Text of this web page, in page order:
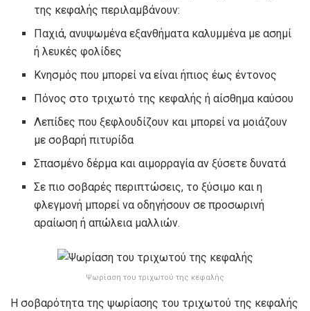
της κεφαλής περιλαμβάνουν:
Παχιά, ανυψωμένα εξανθήματα καλυμμένα με ασημί
ή λευκές φολίδες
Κνησμός που μπορεί να είναι ήπιος έως έντονος
Πόνος στο τριχωτό της κεφαλής ή αίσθημα καύσου
Λεπίδες που ξεφλουδίζουν και μπορεί να μοιάζουν
με σοβαρή πιτυρίδα
Σπασμένο δέρμα και αιμορραγία αν ξύσετε δυνατά
Σε πιο σοβαρές περιπτώσεις, το ξύσιμο και η
φλεγμονή μπορεί να οδηγήσουν σε προσωρινή
αραίωση ή απώλεια μαλλιών.
Ψωρίαση του τριχωτού της κεφαλής
Η σοβαρότητα της ψωρίασης του τριχωτού της κεφαλής